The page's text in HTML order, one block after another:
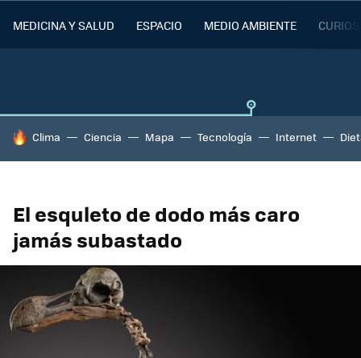
MEDICINA Y SALUD ESPACIO MEDIO AMBIENTE
HOY SE HABLA DE
Clima Ciencia Mapa Tecnología Internet
El esquleto de dodo más caro
jamás subastado